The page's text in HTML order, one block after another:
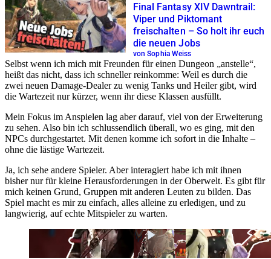
Final Fantasy XIV Dawntrail:
Viper und Piktomant
freischalten – So holt ihr euch
die neuen Jobs
von Sophia Weiss
Selbst wenn ich mich mit Freunden für einen Dungeon anstelle ,
heißt das nicht, dass ich schneller reinkomme: Weil es durch die
zwei neuen Damage-Dealer zu wenig Tanks und Heiler gibt, wird
die Wartezeit nur kürzer, wenn ihr diese Klassen ausfüllt.
Mein Fokus im Anspielen lag aber darauf, viel von der Erweiterung
zu sehen. Also bin ich schlussendlich überall, wo es ging, mit den
NPCs durchgestartet. Mit denen komme ich sofort in die Inhalte –
ohne die lästige Wartezeit.
Ja, ich sehe andere Spieler. Aber interagiert habe ich mit ihnen
bisher nur für kleine Herausforderungen in der Oberwelt. Es gibt für
mich keinen Grund, Gruppen mit anderen Leuten zu bilden. Das
Spiel macht es mir zu einfach, alles alleine zu erledigen, und zu
langwierig, auf echte Mitspieler zu warten.